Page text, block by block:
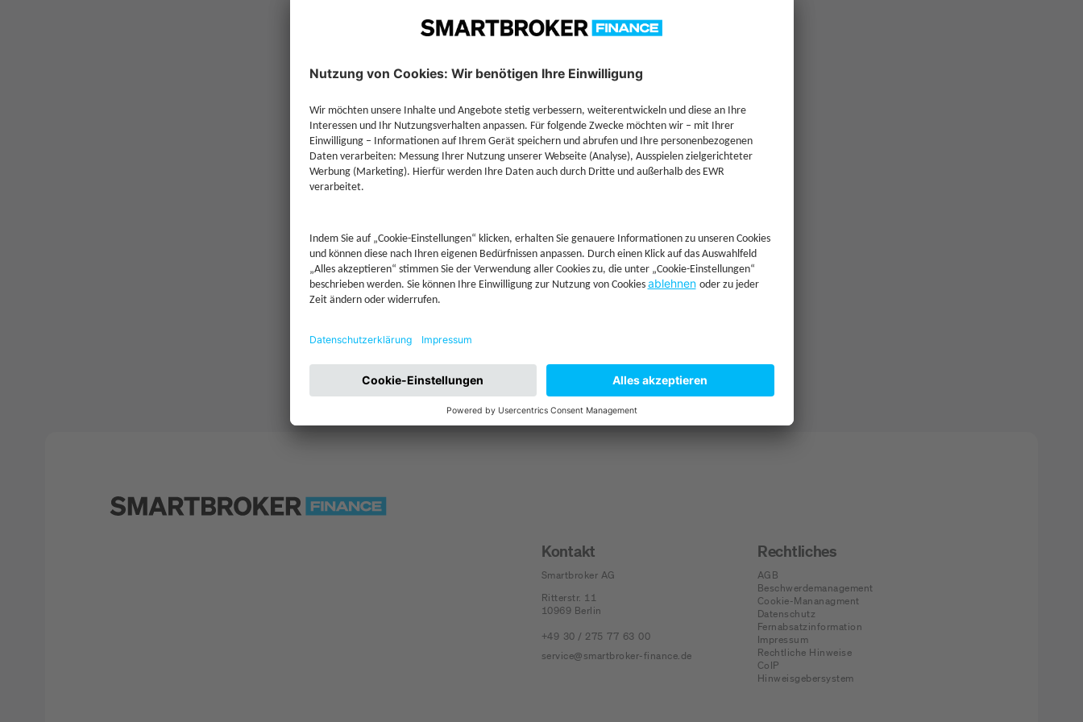
Kontakt
Smartbroker AG
Ritterstr. 11
10969 Berlin
+49 30 / 275 77 63 00
service@smartbroker-finance.de
Rechtliches
AGB
Beschwerdemanagement
Cookie-Mananagment
Datenschutz
Fernabsatzinformation
Impressum
Rechtliche Hinweise
CoIP
Hinweisgebersystem